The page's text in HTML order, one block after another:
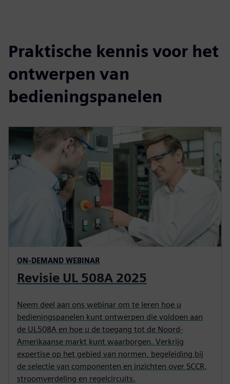
Praktische kennis voor het
ontwerpen van
bedieningspanelen
ON-DEMAND WEBINAR
Revisie UL 508A 2025
Neem deel aan ons webinar om te leren hoe u
bedieningspanelen kunt ontwerpen die voldoen aan
de UL508A en hoe u de toegang tot de Noord-
Amerikaanse markt kunt waarborgen. Verkrijg
expertise op het gebied van normen, begeleiding bij
de selectie van componenten en inzichten over SCCR,
stroomverdeling en regelcircuits.